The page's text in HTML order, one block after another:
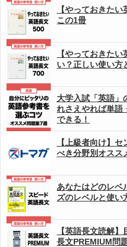
【やっておきた
この1冊
【やっておきた
い？正しい使い方
大学入試「英語」
れさえやれば単語
できる！
【上級者向け】
べき分野別オスス
あなたはどのレベ
ズのレベルと使い
【英語長文読解
長文PREMIUM問